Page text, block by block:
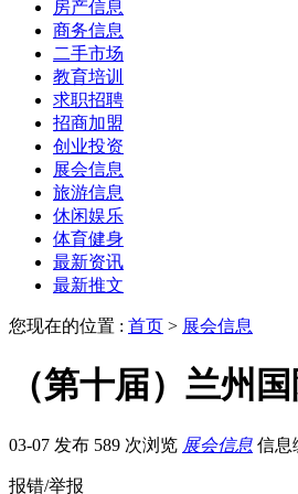
房产信息
商务信息
二手市场
教育培训
求职招聘
招商加盟
创业投资
展会信息
旅游信息
休闲娱乐
体育健身
最新资讯
最新推文
您现在的位置 : 首页 > 展会信息
（第十届）兰州
03-07 发布 589 次浏览 展会信息 信息
报错/举报